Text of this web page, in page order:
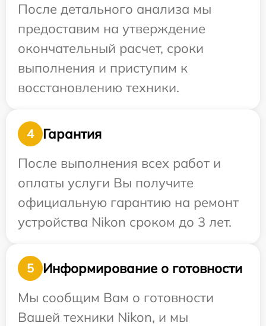
После детального анализа мы
предоставим на утверждение
окончательный расчет, сроки
выполнения и приступим к
восстановлению техники.
4
Гарантия
После выполнения всех работ и
оплаты услуги Вы получите
официальную гарантию на ремонт
устройства Nikon сроком до 3 лет.
5
Информирование о готовности
Мы сообщим Вам о готовности
Вашей техники Nikon, и мы